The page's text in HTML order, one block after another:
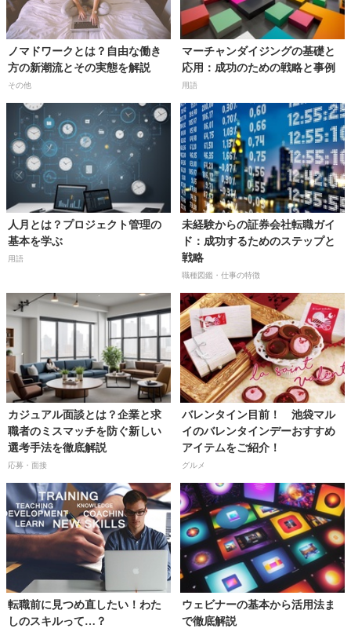
ノマドワークとは？自由な働き
方の新潮流とその実態を解説
その他
マーチャンダイジングの基礎と
応用：成功のための戦略と事例
用語
人月とは？プロジェクト管理の
基本を学ぶ
用語
未経験からの証券会社転職ガイ
ド：成功するためのステップと
戦略
職種図鑑・仕事の特徴
カジュアル面談とは？企業と求
職者のミスマッチを防ぐ新しい
選考手法を徹底解説
応募・面接
バレンタイン目前！ 池袋マル
イのバレンタインデーおすすめ
アイテムをご紹介！
グルメ
転職前に見つめ直したい！わた
しのスキルって…？
ウェビナーの基本から活用法ま
で徹底解説